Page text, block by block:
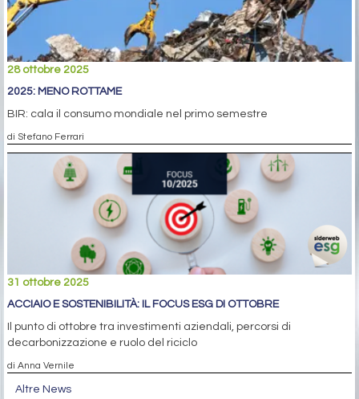
28 ottobre 2025
2025: MENO ROTTAME
BIR: cala il consumo mondiale nel primo semestre
di Stefano Ferrari
31 ottobre 2025
ACCIAIO E SOSTENIBILITÀ: IL FOCUS ESG DI OTTOBRE
Il punto di ottobre tra investimenti aziendali, percorsi di
decarbonizzazione e ruolo del riciclo
di Anna Vernile
Altre News